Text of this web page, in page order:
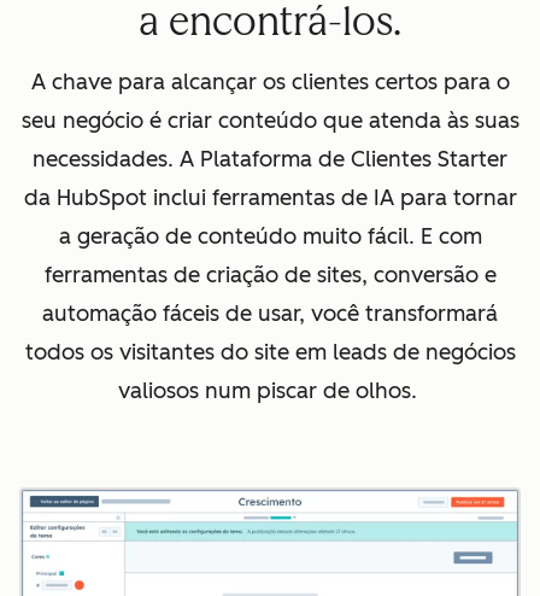
a encontrá-los.
A chave para alcançar os clientes certos para o
seu negócio é criar conteúdo que atenda às suas
necessidades. A Plataforma de Clientes Starter
da HubSpot inclui ferramentas de IA para tornar
a geração de conteúdo muito fácil. E com
ferramentas de criação de sites, conversão e
automação fáceis de usar, você transformará
todos os visitantes do site em leads de negócios
valiosos num piscar de olhos.